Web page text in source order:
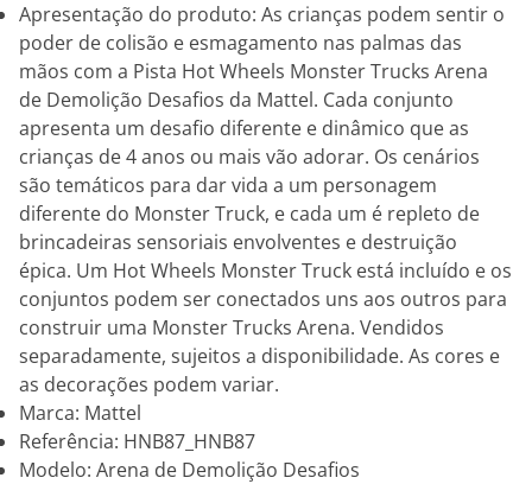
Apresentação do produto: As crianças podem sentir o
poder de colisão e esmagamento nas palmas das
mãos com a Pista Hot Wheels Monster Trucks Arena
de Demolição Desafios da Mattel. Cada conjunto
apresenta um desafio diferente e dinâmico que as
crianças de 4 anos ou mais vão adorar. Os cenários
são temáticos para dar vida a um personagem
diferente do Monster Truck, e cada um é repleto de
brincadeiras sensoriais envolventes e destruição
épica. Um Hot Wheels Monster Truck está incluído e os
conjuntos podem ser conectados uns aos outros para
construir uma Monster Trucks Arena. Vendidos
separadamente, sujeitos a disponibilidade. As cores e
as decorações podem variar.
Marca: Mattel
Referência: HNB87_HNB87
Modelo: Arena de Demolição Desafios